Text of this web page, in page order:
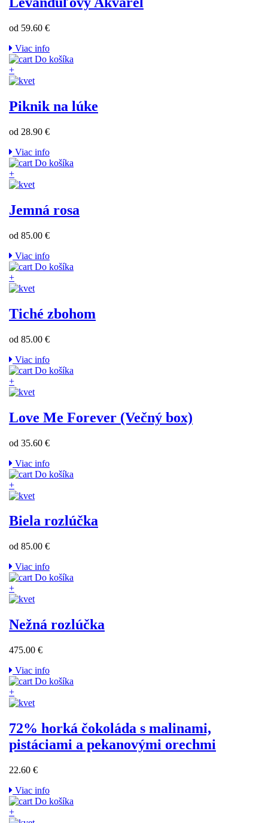
od 59.60 €
Viac info
Do košíka
+
Piknik na lúke
od 28.90 €
Viac info
Do košíka
+
Jemná rosa
od 85.00 €
Viac info
Do košíka
+
Tiché zbohom
od 85.00 €
Viac info
Do košíka
+
Love Me Forever (Večný box)
od 35.60 €
Viac info
Do košíka
+
Biela rozlúčka
od 85.00 €
Viac info
Do košíka
+
Nežná rozlúčka
475.00 €
Viac info
Do košíka
+
72% horká čokoláda s malinami,
pistáciami a pekanovými orechmi
22.60 €
Viac info
Do košíka
+